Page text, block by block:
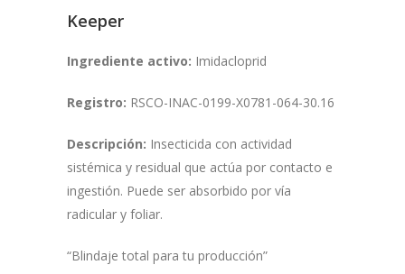
Keeper
Ingrediente activo: Imidacloprid
Registro: RSCO-INAC-0199-X0781-064-30.16
Descripción: Insecticida con actividad
sistémica y residual que actúa por contacto e
ingestión. Puede ser absorbido por vía
radicular y foliar.
“Blindaje total para tu producción”